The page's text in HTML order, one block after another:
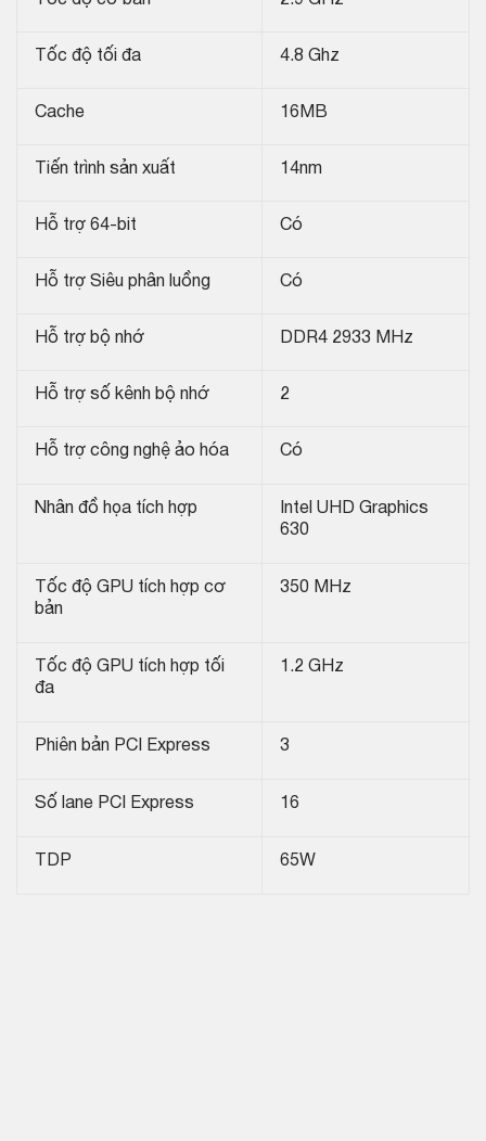
Tốc độ tối đa 4.8 Ghz
Cache 16MB
Tiến trình sản xuất 14nm
Hỗ trợ 64-bit Có
Hỗ trợ Siêu phân luồng Có
Hỗ trợ bộ nhớ DDR4 2933 MHz
Hỗ trợ số kênh bộ nhớ 2
Hỗ trợ công nghệ ảo hóa Có
Nhân đồ họa tích hợp
Intel UHD Graphics
630
Tốc độ GPU tích hợp cơ
bản
350 MHz
Tốc độ GPU tích hợp tối
đa
1.2 GHz
Phiên bản PCI Express 3
Số lane PCI Express 16
TDP 65W